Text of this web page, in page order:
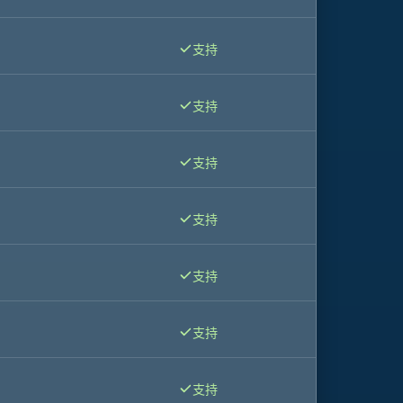
支持
支持
支持
支持
支持
支持
支持